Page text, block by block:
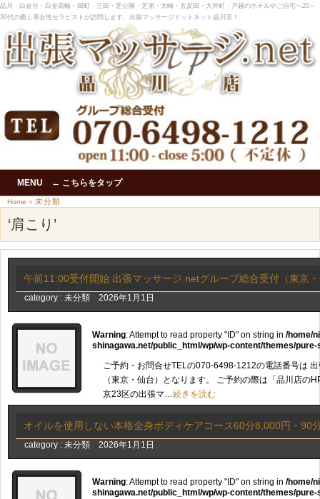
品川・白金台・白金高輪・田町・三田・芝公園・芝浦・大崎・五反田・大井町・戸越のホテルやご自宅へ20～
30代の癒し系女性セラピストが訪問します。出張マッサージドットネット品川店！
MENU ← こちらをタップ
Home » 未分類
‘肩こり’
午前11:00受付開始 出張マッサージ.netグループ総合受付（東京
category : 未分類 2026年1月1日
Warning: Attempt to read property "ID" on string in /home/
shinagawa.net/public_html/wp/wp-content/themes/
ご予約・お問合せTELの070-6498-1212の電話番号は
（東京・仙台）となります。 ご予約の際は「品川店
京23区の出張マ…続きを読む
オイルを使用しない本格全身ボディケアコース60分8,000円・90
category : 未分類 2026年1月1日
Warning: Attempt to read property "ID" on string in /home/
shinagawa.net/public_html/wp/wp-content/themes/